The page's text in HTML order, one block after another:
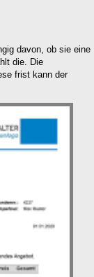
davon, ob sie eine
die. Die
frist kann der